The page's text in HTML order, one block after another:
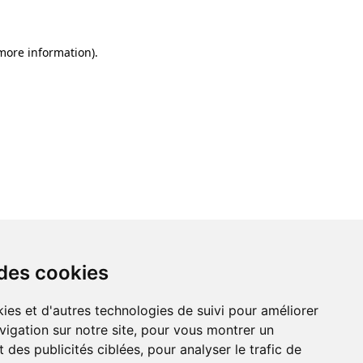
cookies
et d'autres technologies de suivi pour améliorer
sur notre site, pour vous montrer un
des publicités ciblées, pour analyser le trafic de
information).